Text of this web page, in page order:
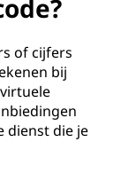
of cijfers
bij
dienst die je